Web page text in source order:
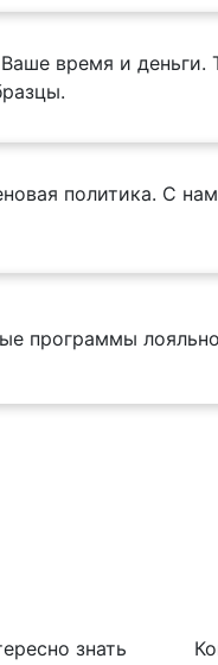
время и деньги.
политика. С
программы
знать